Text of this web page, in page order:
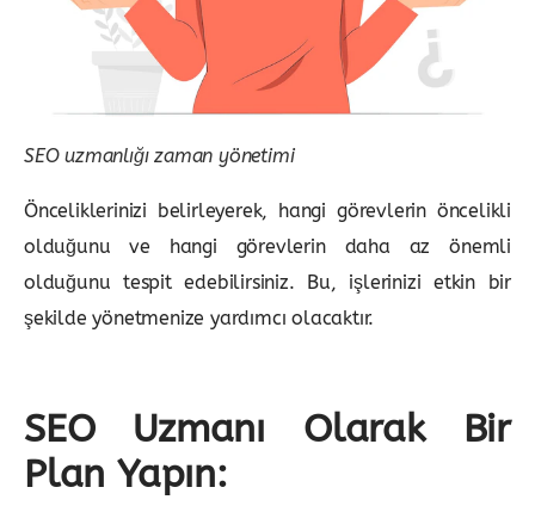
SEO uzmanlığı zaman yönetimi
Önceliklerinizi belirleyerek, hangi görevlerin öncelikli
olduğunu ve hangi görevlerin daha az önemli
olduğunu tespit edebilirsiniz. Bu, işlerinizi etkin bir
şekilde yönetmenize yardımcı olacaktır.
SEO Uzmanı Olarak Bir
Plan Yapın: